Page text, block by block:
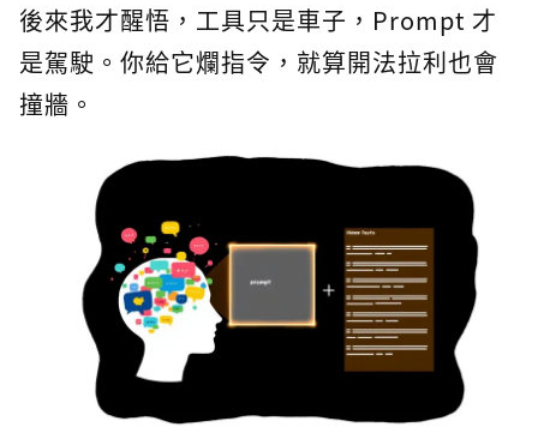
後來我才醒悟，工具只是車子，Prompt 才
是駕駛。你給它爛指令，就算開法拉利也會
撞牆。